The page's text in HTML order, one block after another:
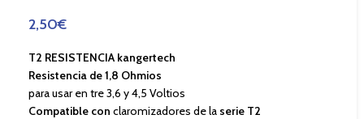
2,50€
T2 RESISTENCIA kangertech
Resistencia de 1,8 Ohmios
para usar en tre 3,6 y 4,5 Voltios
Compatible con claromizadores de la serie T2